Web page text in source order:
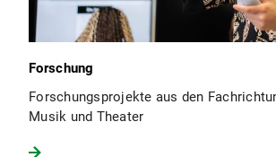
Forschung
Forschungsprojekte aus den
Musik und Theater